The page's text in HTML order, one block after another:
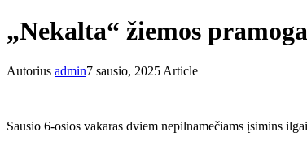
„Nekalta“ žiemos
Autorius admin7 sausio, 2025 Article
Sausio 6-osios vakaras dviem nepilnamečiams įsimins